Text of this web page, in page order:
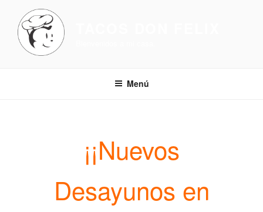
contenido
Menú
¡¡Nuevos
Desayunos en